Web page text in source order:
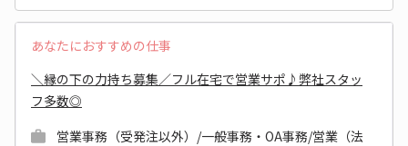
あなたにおすすめの仕事
＼縁の下の力持ち募集／フル在宅で営業サポ♪弊社スタッ
フ多数◎
営業事務（受発注以外）/一般事務・OA事務/営業（法